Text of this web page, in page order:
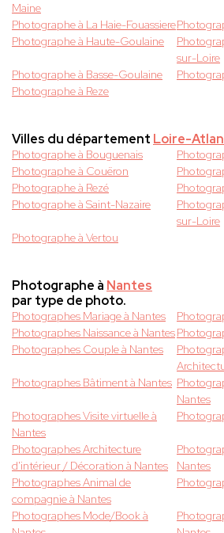
Maine
Photographe à La Haie-Fouassiere
Photographe à Haute-Goulaine
sur-Loire
Photographe à Basse-Goulaine
Photographe à Reze
Villes du département Loire-
Photographe à Bouguenais
Photographe à Couëron
Photographe à Rezé
Photographe à Saint-Nazaire
sur-Loire
Photographe à Vertou
Photographe à Nantes
par type de photo.
Photographes Mariage à Nantes
Photographes Naissance à Nantes
Photographes Couple à Nantes
Photographes Bâtiment à Nantes
Nantes
Photographes Visite virtuelle à
Nantes
Photographes Architecture
d'intérieur / Décoration à Nantes
Nantes
Photographes Animal de
compagnie à Nantes
Photographes Mode/Book à